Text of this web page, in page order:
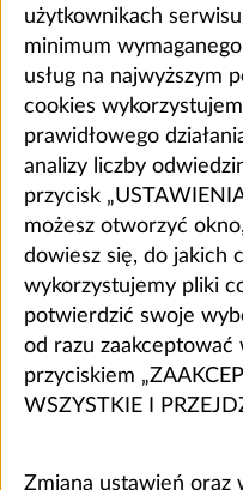
użytkownikach
minimum
usług na najwyższym
cookies
prawidłowego
analizy liczby
przycisk
możesz otworzyć
dowiesz się, do jakich
wykorzystujemy pliki
potwierdzić swoje
od razu zaakceptować
przyciskiem
WSZYSTKIE I
Zmiana ustawień oraz